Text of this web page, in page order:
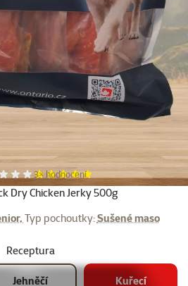
Dry Chicken Jerky 500g
Hodnocení 100%, počet hodnocení:
3× hodnocení
Typ pochoutky:Sušené maso
Receptura
Jehněčí Kuřecí
Další fotky